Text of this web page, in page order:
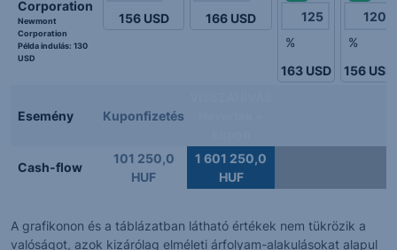
Corporation
Newmont
Corporation
Példa indulás: 130
USD
156 USD 166 USD
%
163 USD
%
156 USD
Esemény Kuponfizetés
Cash-flow
101 250,0
HUF
1 601 250,0
HUF
A grafikonon és a táblázatban látható értékek nem tükrözik a
valóságot, azok kizárólag elméleti árfolyam-alakulásokat alapul